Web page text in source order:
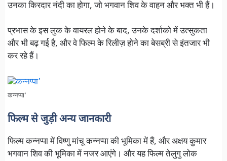
उनका किरदार नंदी का होगा, जो भगवान शिव के वाहन और भक्त भी हैं।
प्रभास के इस लुक के वायरल होने के बाद, उनके दर्शाको में उत्सुकता
और भी बढ़ गई है, और वे फिल्म के रिलीज़ होने का बेसब्री से इंतजार भी
कर रहे हैं।
कन्नप्पा’
फिल्म से जुड़ी अन्य जानकारी
फिल्म कन्नप्पा में विष्णु मांचू कन्नप्पा की भूमिका में हैं, और अक्षय कुमार
भगवान शिव की भूमिका में नजर आएंगे। और यह फिल्म तेलुगु लोक